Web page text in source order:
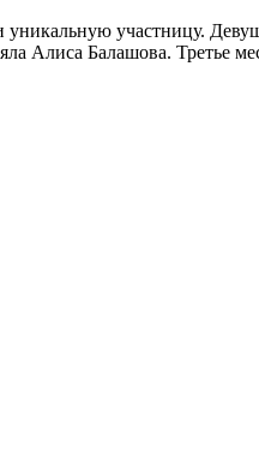
участницу.
Алиса Балашова. Третье